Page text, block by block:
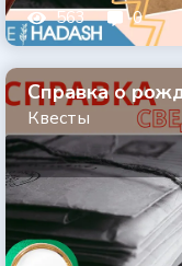
563 0
Справка о
Квесты